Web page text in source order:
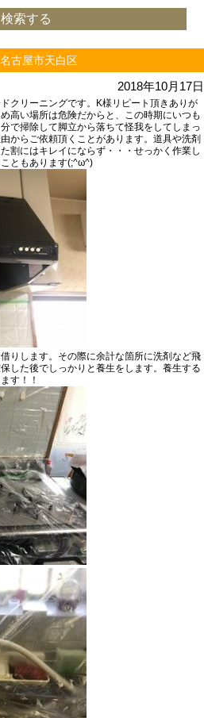
古屋市天白区
2018年10月17日
クリーニングです。K様リピート頂きありが
高い場所は危険だからと、この時期にいつも
で掃除して脚立から落ちて怪我をしてしまっ
からご依頼頂くことがあります。 道具や洗剤
割にはキレイにならず・・・せっかく作業し
ともあります(;^ω^)
りします。その際に余計な箇所に洗剤など飛
した後でしっかりと養生をします。 養生する
す！！